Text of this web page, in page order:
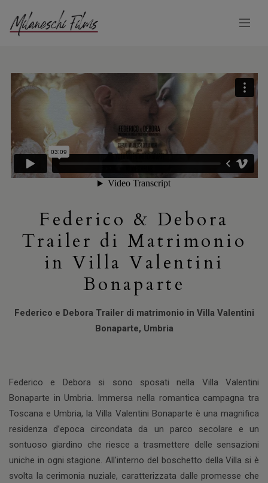
Federico & Debora
Trailer di Matrimonio
in Villa Valentini
Bonaparte
Federico e Debora Trailer di matrimonio in Villa Valentini
Bonaparte, Umbria
Federico e Debora si sono sposati nella Villa Valentini
Bonaparte in Umbria. Immersa nella romantica campagna tra
Toscana e Umbria, la Villa Valentini Bonaparte è una magnifica
residenza d’epoca circondata da un parco secolare e un
sontuoso giardino che riesce a trasmettere delle sensazioni
uniche in ogni stagione. All'interno del boschetto della Villa si è
svolta la cerimonia nuziale, caratterizzata dalle promesse che